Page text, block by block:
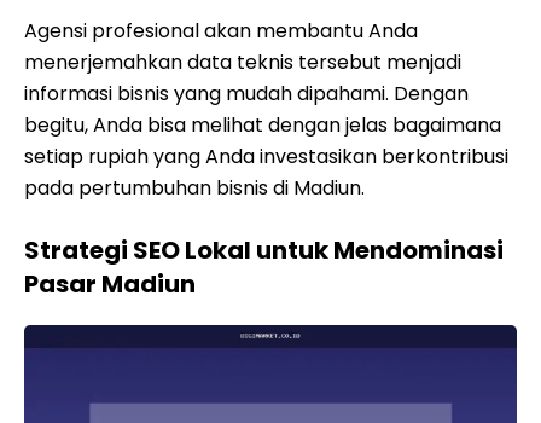
Agensi profesional akan membantu Anda
menerjemahkan data teknis tersebut menjadi
informasi bisnis yang mudah dipahami. Dengan
begitu, Anda bisa melihat dengan jelas bagaimana
setiap rupiah yang Anda investasikan berkontribusi
pada pertumbuhan bisnis di Madiun.
Strategi SEO Lokal untuk Mendominasi
Pasar Madiun